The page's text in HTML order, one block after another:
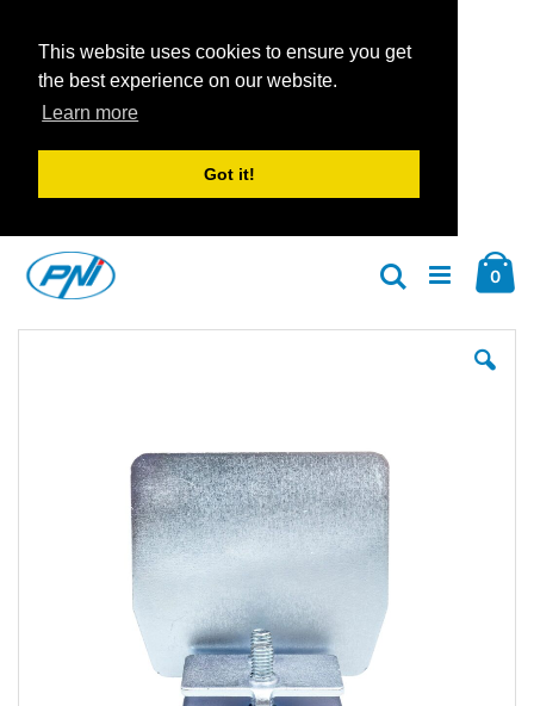
This website uses cookies to ensure you get
the best experience on our website.
Learn more
Got it!
Inhalt
springen
0
Suche